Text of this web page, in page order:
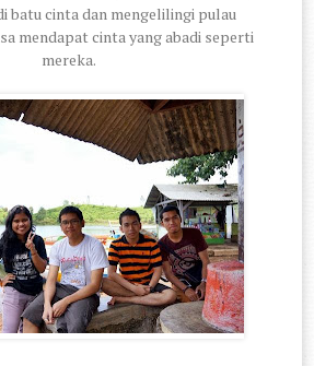
batu cinta dan mengelilingi pulau
mendapat cinta yang abadi seperti
mereka.